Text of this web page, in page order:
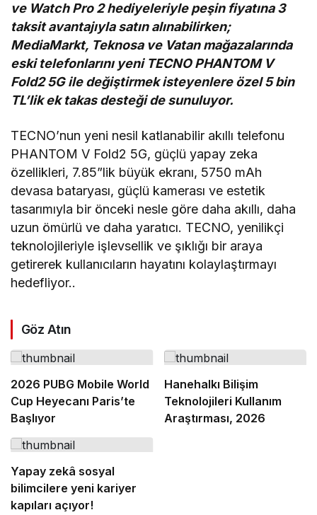
ve Watch Pro 2 hediyeleriyle peşin fiyatına 3
taksit avantajıyla satın alınabilirken;
MediaMarkt, Teknosa ve Vatan mağazalarında
eski telefonlarını yeni TECNO PHANTOM V
Fold2 5G ile değiştirmek isteyenlere özel 5 bin
TL’lik ek takas desteği de sunuluyor.
TECNO’nun yeni nesil katlanabilir akıllı telefonu
PHANTOM V Fold2 5G, güçlü yapay zeka
özellikleri, 7.85”lik büyük ekranı, 5750 mAh
devasa bataryası, güçlü kamerası ve estetik
tasarımıyla bir önceki nesle göre daha akıllı, daha
uzun ömürlü ve daha yaratıcı. TECNO, yenilikçi
teknolojileriyle işlevsellik ve şıklığı bir araya
getirerek kullanıcıların hayatını kolaylaştırmayı
hedefliyor..
Göz Atın
2026 PUBG Mobile World
Cup Heyecanı Paris’te
Başlıyor
Hanehalkı Bilişim
Teknolojileri Kullanım
Araştırması, 2026
Yapay zekâ sosyal
bilimcilere yeni kariyer
kapıları açıyor!